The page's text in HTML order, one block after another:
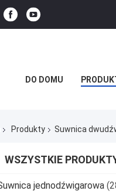
DO DOMU
Produkty Suwnica
WSZYSTKIE
jednodźwigarowa